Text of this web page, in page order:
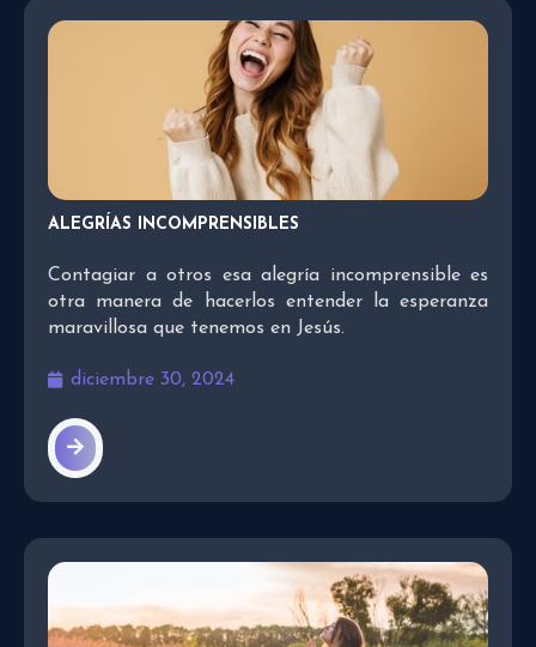
ALEGRÍAS INCOMPRENSIBLES
Contagiar a otros esa alegría incomprensible es
otra manera de hacerlos entender la esperanza
maravillosa que tenemos en Jesús.
diciembre 30, 2024